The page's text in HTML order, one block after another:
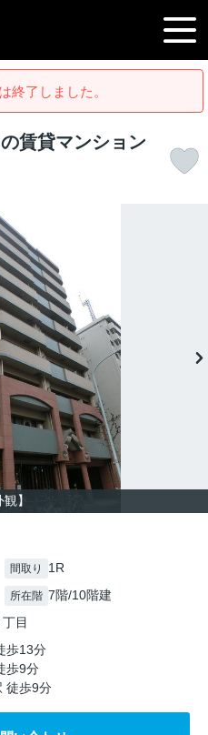
終了しました。
賃貸マンション
観】
間取り 1R
所在階 7階/10階建
丁目
歩13分
歩9分
徒歩9分